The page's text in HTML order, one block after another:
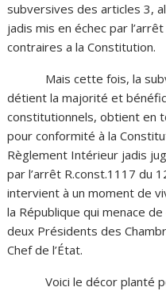
subversives des articles 3,
jadis mis en échec par
contraires a la Constitution.
Mais cette fois, la
détient la majorité et
constitutionnels, obtient en
pour conformité à la
Règlement Intérieur jadis
par l’arrêt R.const.1117 du
intervient à un moment de
la République qui menace
deux Présidents des
Chef de l’État.
Voici le décor planté